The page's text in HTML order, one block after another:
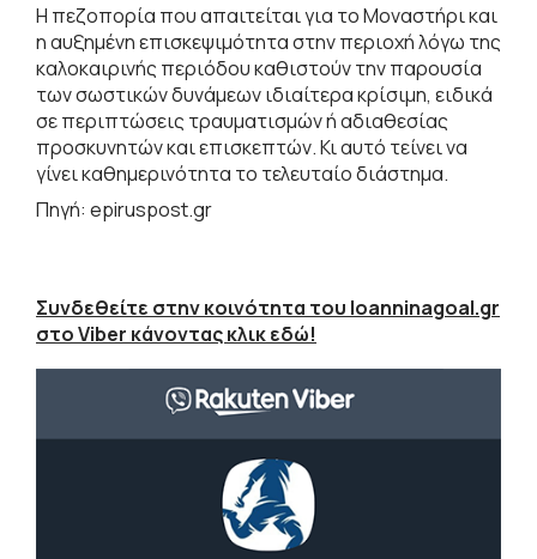
Η πεζοπορία που απαιτείται για το Μοναστήρι και
η αυξημένη επισκεψιμότητα στην περιοχή λόγω της
καλοκαιρινής περιόδου καθιστούν την παρουσία
των σωστικών δυνάμεων ιδιαίτερα κρίσιμη, ειδικά
σε περιπτώσεις τραυματισμών ή αδιαθεσίας
προσκυνητών και επισκεπτών. Κι αυτό τείνει να
γίνει καθημερινότητα το τελευταίο διάστημα.
Πηγή: epiruspost.gr
Συνδεθείτε στην κοινότητα του Ioanninagoal.gr
στο Viber κάνοντας κλικ εδώ!